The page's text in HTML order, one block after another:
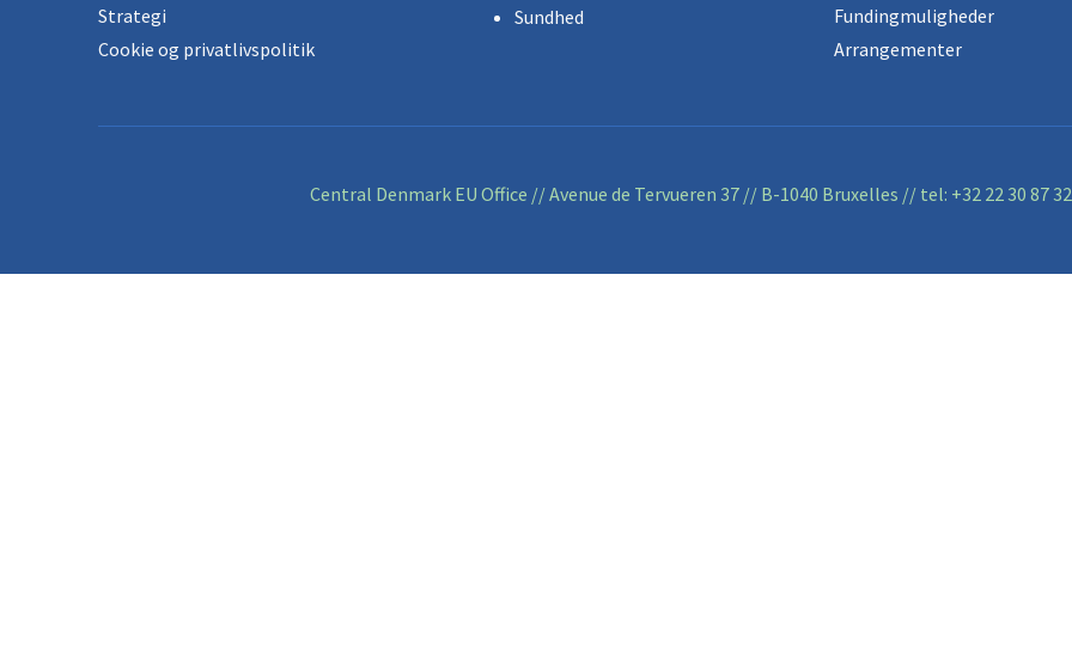
Strategi
Cookie og privatlivspolitik
Sundhed
Fundingmuligheder
Arrangementer
Central Denmark EU Office // Avenue de Tervueren 37 // B-1040 Bruxelles // tel: +32 22 30 87 32